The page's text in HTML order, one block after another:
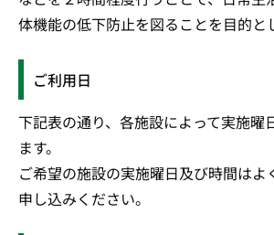
体機能の低下防止を図ることを目的と
ご利用日
下記表の通り、各施設によって実施曜
ます。
ご希望の施設の実施曜日及び時間はよ
申し込みください。